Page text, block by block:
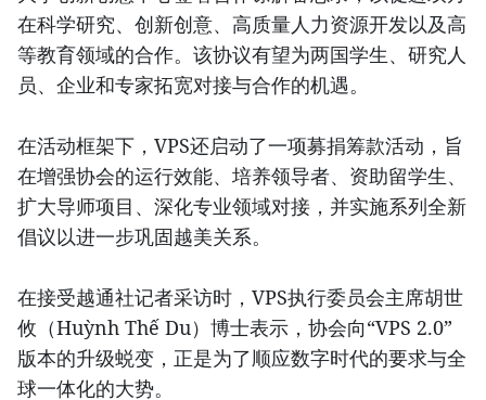
在科学研究、创新创意、高质量人力资源开发以及高
等教育领域的合作。该协议有望为两国学生、研究人
员、企业和专家拓宽对接与合作的机遇。
在活动框架下，VPS还启动了一项募捐筹款活动，旨
在增强协会的运行效能、培养领导者、资助留学生、
扩大导师项目、深化专业领域对接，并实施系列全新
倡议以进一步巩固越美关系。
在接受越通社记者采访时，VPS执行委员会主席胡世
攸（Huỳnh Thế Du）博士表示，协会向“VPS 2.0”
版本的升级蜕变，正是为了顺应数字时代的要求与全
球一体化的大势。